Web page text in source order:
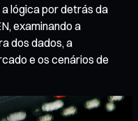
lógica por detrás da
examinando a
dos dados, a
e os cenários de